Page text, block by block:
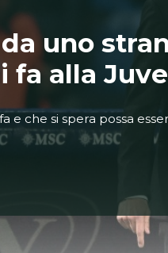
uno
fa alla Juve
e che si spera possa